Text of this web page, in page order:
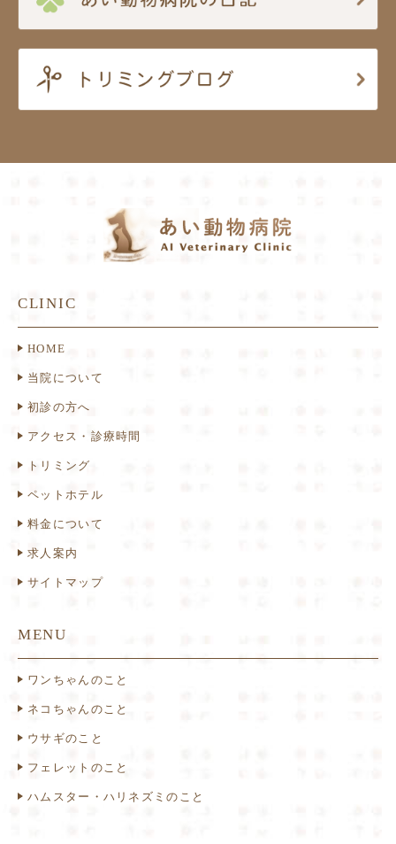
CLINIC
HOME
当院について
初診の方へ
アクセス・診療時間
トリミング
ペットホテル
料金について
求人案内
サイトマップ
MENU
ワンちゃんのこと
ネコちゃんのこと
ウサギのこと
フェレットのこと
ハムスター・ハリネズミのこと